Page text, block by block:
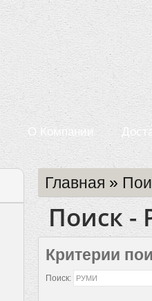
О Компании
Главная »
Поиск -
Критерии
Поиск: